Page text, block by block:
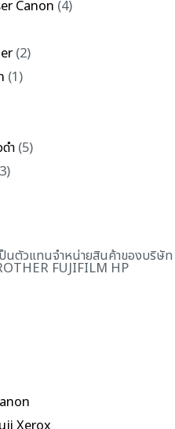
Canon (4)
(2)
(1)
ำ(5)
นตัวแทนจำหน่ายสินค้าของบริษัท
FUJIFILM HP